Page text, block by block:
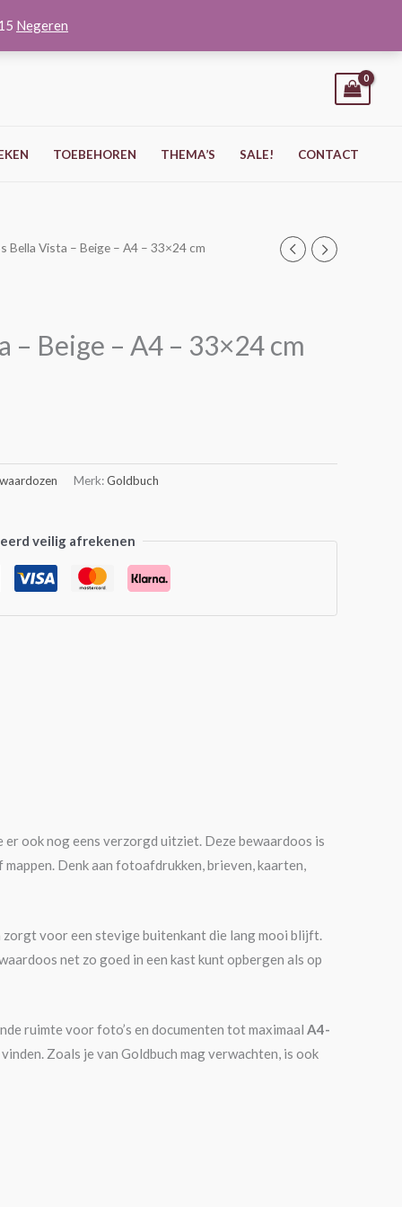
Negeren
TOEBEHOREN THEMA’S SALE! CONTACT
Bella Vista – Beige – A4 – 33×24 cm
– Beige – A4 – 33×24 cm
Merk:Goldbuch
veilig afrekenen
ook nog eens verzorgd uitziet. Deze bewaardoos is
Denk aan fotoafdrukken, brieven, kaarten,
voor een stevige buitenkant die lang mooi blijft.
net zo goed in een kast kunt opbergen als op
ruimte voor foto’s en documenten tot maximaal A4-
Zoals je van Goldbuch mag verwachten, is ook